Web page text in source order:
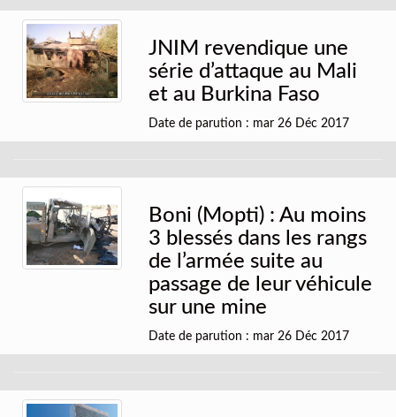
JNIM revendique une
série d’attaque au Mali
et au Burkina Faso
Date de parution : mar 26 Déc 2017
Boni (Mopti) : Au moins
3 blessés dans les rangs
de l’armée suite au
passage de leur véhicule
sur une mine
Date de parution : mar 26 Déc 2017